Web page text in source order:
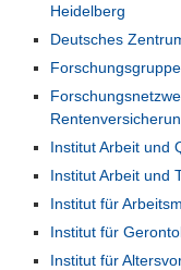
Heidelberg
Deutsches
Institut Arbeit und
Institut Arbeit und
Institut für
Institut für
Institut für